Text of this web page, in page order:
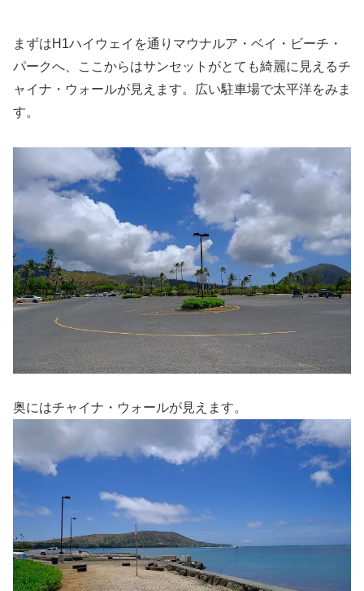
まずはH1ハイウェイを通りマウナルア・ベイ・ビーチ・
パークへ、ここからはサンセットがとても綺麗に見えるチ
ャイナ・ウォールが見えます。広い駐車場で太平洋をみま
す。
奥にはチャイナ・ウォールが見えます。